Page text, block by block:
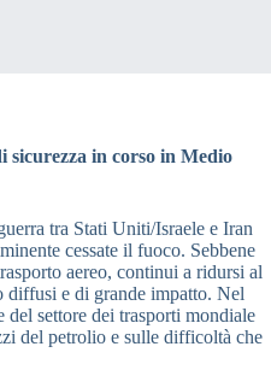
sicurezza in corso in Medio
tra Stati Uniti/Israele e Iran
cessate il fuoco. Sebbene
aereo, continui a ridursi al
e di grande impatto. Nel
del settore dei trasporti mondiale
del petrolio e sulle difficoltà che